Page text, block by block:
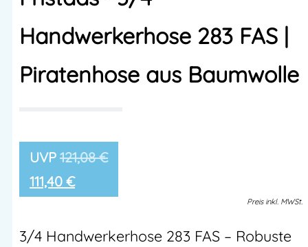
Handwerkerhose 283 FAS |
Piratenhose aus Baumwolle
121,08€
111,40 €
Preis inkl. MWSt.
3/4 Handwerkerhose 283 FAS – Robuste